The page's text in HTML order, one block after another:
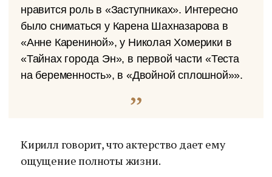
нравится роль в «Заступниках». Интересно
было сниматься у Карена Шахназарова в
«Анне Карениной», у Николая Хомерики в
«Тайнах города Эн», в первой части «Теста
на беременность», в «Двойной сплошной»».
Кирилл говорит, что актерство дает ему
ощущение полноты жизни.